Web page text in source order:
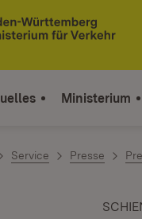
Ministerium
Service Presse